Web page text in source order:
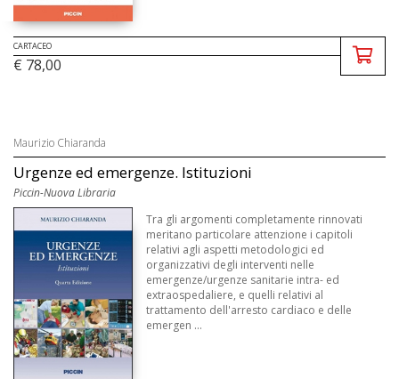
CARTACEO
€ 78,00
Maurizio Chiaranda
Urgenze ed emergenze. Istituzioni
Piccin-Nuova Libraria
Tra gli argomenti completamente rinnovati
meritano particolare attenzione i capitoli
relativi agli aspetti metodologici ed
organizzativi degli interventi nelle
emergenze/urgenze sanitarie intra- ed
extraospedaliere, e quelli relativi al
trattamento dell'arresto cardiaco e delle
emergen ...